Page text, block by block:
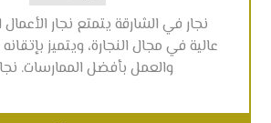
نجار في الشارقة يتمتع نجار الأعمال
عالية في مجال النجارة، ويتميز
والعمل بأفضل الممارسات.